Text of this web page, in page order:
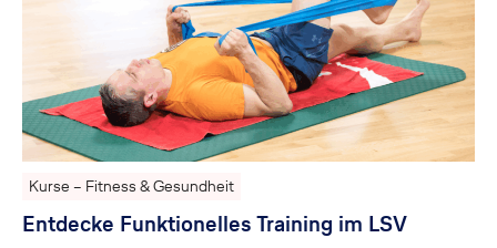
Kurse – Fitness & Gesundheit
Entdecke Funktionelles Training im LSV